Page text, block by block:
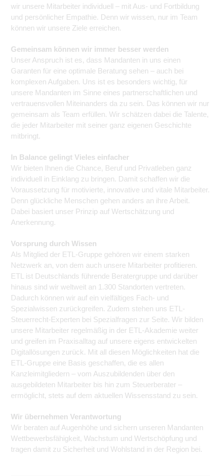
wir unsere Mitarbeiter individuell – mit Aus- und Fortbildung
und persönlicher Empathie. Denn wir wissen, nur im Team
können wir unsere Ziele erreichen.
Gemeinsam können wir immer besser werden
Unser Anspruch ist es, dass Mandanten in uns einen
Garanten für eine optimale Beratung sehen – auch bei
komplexen Aufgaben. Uns ist es besonders wichtig, für
unsere Mandanten im Sinne eines partnerschaftlichen und
vertrauensvollen Miteinanders da zu sein. Das können wir nur
gemeinsam als Team erfüllen. Wir schätzen dabei die Talente,
die jeder Mitarbeiter mit seiner ganz eigenen Geschichte
mitbringt.
In Balance gelingt Vieles einfacher
Wir bieten Ihnen die Chance, Beruf und Privatleben ganz
individuell in Einklang zu bringen. Damit schaffen wir die
Voraussetzung für motivierte, innovative und vitale Mitarbeiter.
Denn glückliche Menschen gehen anders an ihre Arbeit.
Dabei basiert unser Prinzip auf Wertschätzung und
Anerkennung.
Vorsprung durch Wissen
Als Mitglied der ETL-Gruppe gehören wir einem starken
Netzwerk an, von dem auch unsere Mitarbeiter profitieren.
ETL ist Deutschlands führende Beratergruppe und darüber
hinaus sind wir weltweit an 1.300 Standorten vertreten.
Dadurch können wir auf ein vielfältiges Fach- und
Spezialwissen zurückgreifen. Zudem stehen uns ETL-
Steuerrecht-Experten bei Spezialfragen zur Seite. Wir bilden
unsere Mitarbeiter regelmäßig in der ETL-Akademie weiter
und greifen im Praxisalltag auf unsere eigens entwickelten
Digitallösungen zurück. Mit all diesen Möglichkeiten hat die
ETL-Gruppe eine Basis geschaffen, die es allen
Kanzleimitgliedern – vom Auszubildenden über den
ausgebildeten Mitarbeiter bis hin zum Steuerberater –
ermöglicht, stets auf dem aktuellen Wissensstand zu sein.
Wir übernehmen Verantwortung
Wir beraten auf Augenhöhe und sichern unseren Mandanten
Wettbewerbsfähigkeit, Wachstum und Wertschöpfung und
tragen damit zu Sicherheit und Wohlstand in der Region bei.